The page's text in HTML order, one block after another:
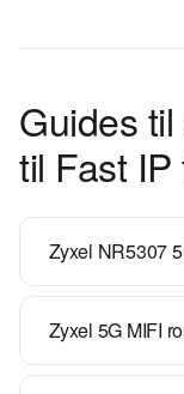
Guides
til Fast
Zyxel NR5307
Zyxel 5G MIFI